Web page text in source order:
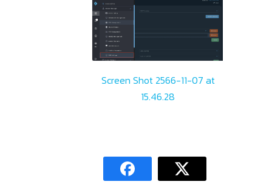
Screen Shot 2566-11-07 at
15.46.28